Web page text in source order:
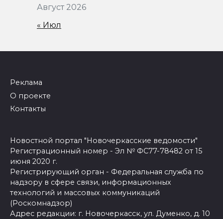
Август 2026
« Июл
Реклама
О проекте
Контакты
Новостной портал "Новочеркасские ведомости"
Регистрационный номер - Эл № ФС77-78482 от 15
июня 2020 г.
Регистрирующий орган - Федеральная служба по
надзору в сфере связи, информационных
технологий и массовых коммуникаций
(Роскомнадзор)
Адрес редакции: г. Новочеркасск, ул. Думенко, д. 10